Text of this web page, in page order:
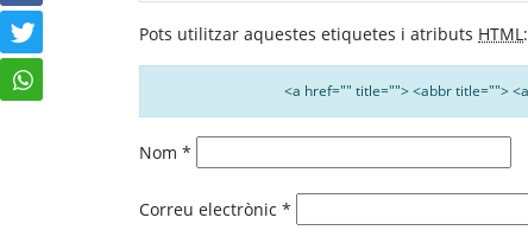
Pots utilitzar aquestes etiquetes i atributs HTML:
<a href="" title=""> <abbr title="">
Nom *
Correu electrònic *